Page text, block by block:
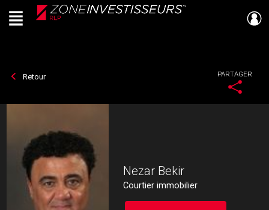
Live
En Direct
Menu
Retour PARTAGER
Nezar Bekir
Courtier immobilier